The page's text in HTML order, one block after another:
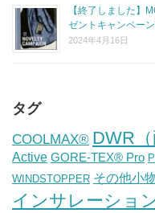
【終了しました】
ゼントキャンペー
2024年4月16日
タグ
COOLMAX® DWR（
Active GORE-TEX® Pro
WINDSTOPPER その他小
インサレーショ